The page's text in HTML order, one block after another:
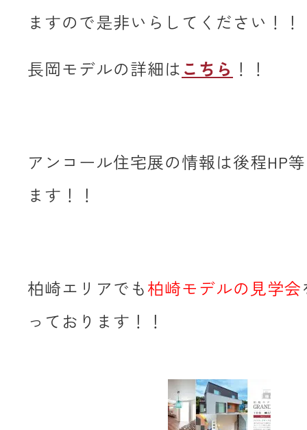
ますので是非いらしてください！！
長岡モデルの詳細は こちら ！！
アンコール住宅展の情報は後程HP
ます！！
柏崎エリアでも 柏崎モデルの見学会
っております！！